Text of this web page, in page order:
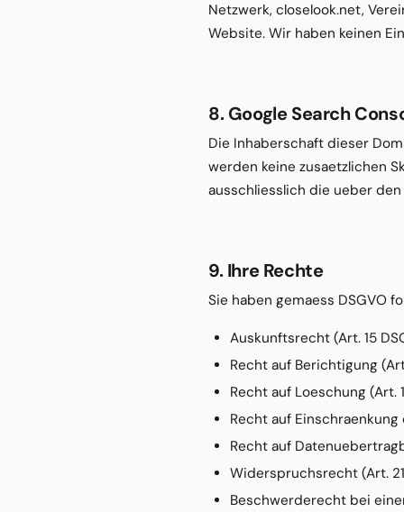
Netzwerk, closelook.net,
Website. Wir haben keinen
8. Google Search
Die Inhaberschaft dieser
werden keine zusaetzlichen
ausschliesslich die ueber
9. Ihre Rechte
Sie haben gemaess DSGVO
Auskunftsrecht (Art. 15
Recht auf Berichtigung
Recht auf Loeschung (Art.
Recht auf Einschraenkung
Recht auf
Widerspruchsrecht (Art.
Beschwerderecht bei